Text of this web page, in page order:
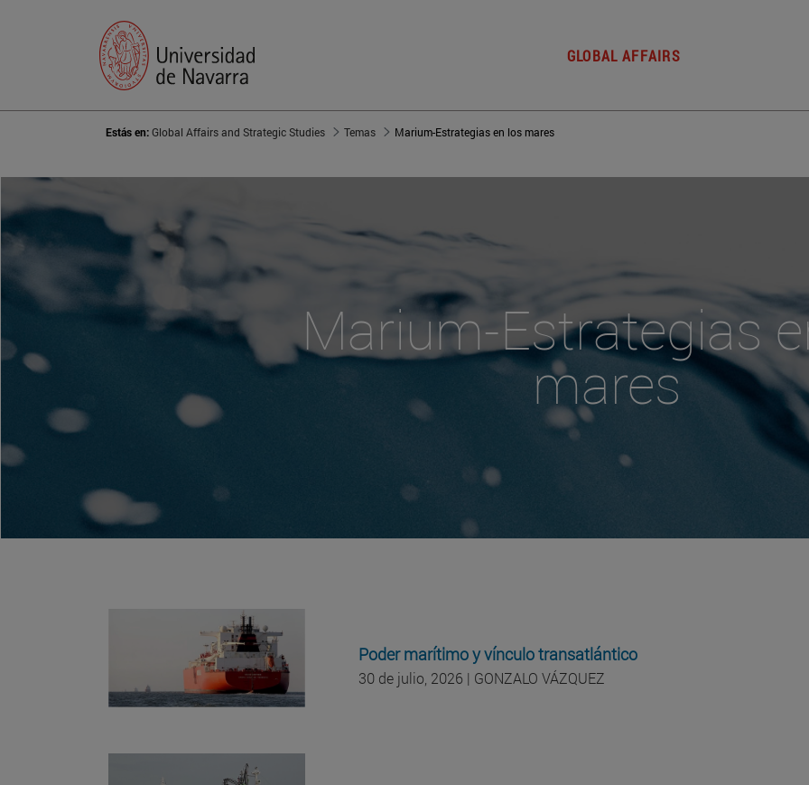
GLOBAL AFFAIRS
Estás en:Global Affairs and Strategic Studies Temas Marium-Estrategias en los mares
Marium-Estrategias
mares
Poder marítimo y vínculo transatlántico
30 de julio, 2026 | GONZALO VÁZQUEZ